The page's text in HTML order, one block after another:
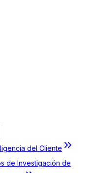
del Cliente
de Investigación de